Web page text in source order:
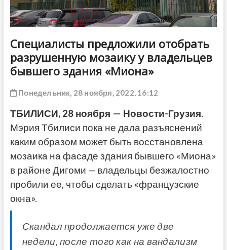
Специалисты предложили отобрать
разрушенную мозаику у владельцев
бывшего здания «Миона»
Понедельник, 28 ноября, 2022, 16:12
ТБИЛИСИ, 28 ноября — Новости-Грузия.
Мэрия Тбилиси пока не дала разъяснений
каким образом может быть восстановлена
мозаика на фасаде здания бывшего «Миона»
в районе Дигоми — владельцы безжалостно
пробили ее, чтобы сделать «французские
окна».
Скандал продолжается уже две
недели, после того как на вандализм